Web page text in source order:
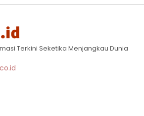
Terkini Seketika Menjangkau Dunia